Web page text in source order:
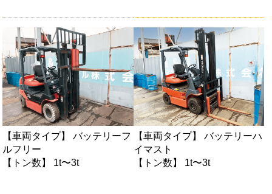
【車両タイプ】 バッテリーフ
ルフリー
【トン数】 1t〜3t
【車両タイプ】 バッテリーハ
イマスト
【トン数】 1t〜3t